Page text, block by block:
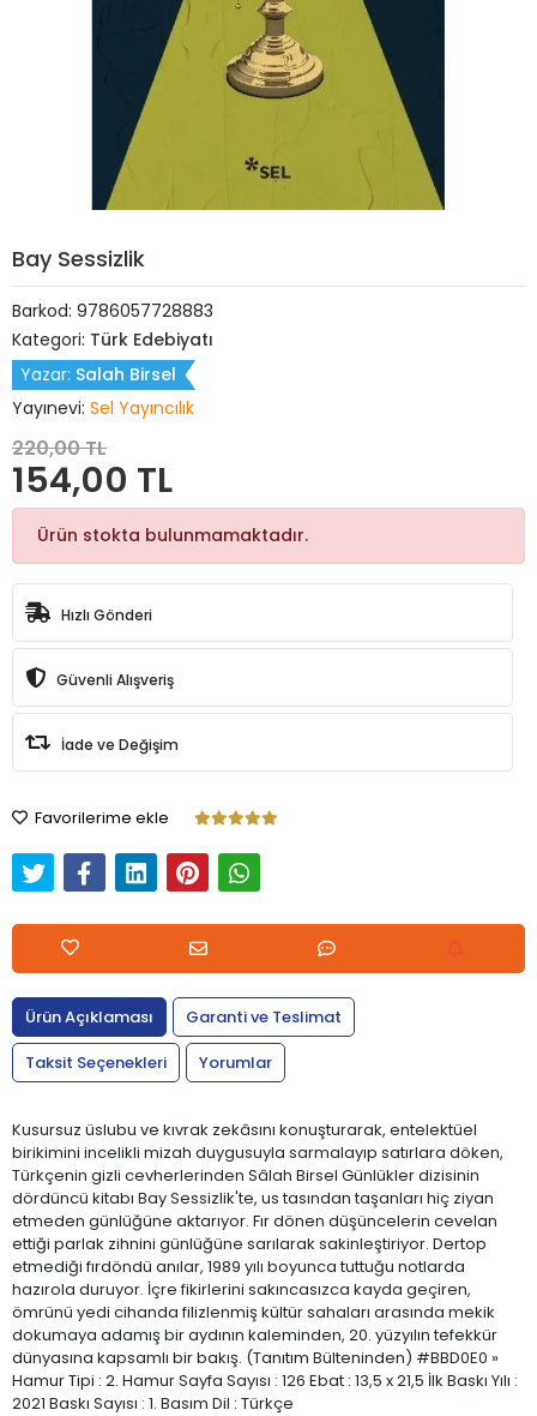
Bay Sessizlik
Barkod: 9786057728883
Kategori: Türk Edebiyatı
Yazar: Salah Birsel
Yayınevi: Sel Yayıncılık
220,00 TL
154,00 TL
Ürün stokta bulunmamaktadır.
Hızlı Gönderi
Güvenli Alışveriş
İade ve Değişim
Favorilerime ekle
Ürün Açıklaması
Garanti ve Teslimat
Taksit Seçenekleri
Yorumlar
Kusursuz üslubu ve kıvrak zekâsını konuşturarak, entelektüel
birikimini incelikli mizah duygusuyla sarmalayıp satırlara döken,
Türkçenin gizli cevherlerinden Sâlah Birsel Günlükler dizisinin
dördüncü kitabı Bay Sessizlik'te, us tasından taşanları hiç ziyan
etmeden günlüğüne aktarıyor. Fır dönen düşüncelerin cevelan
ettiği parlak zihnini günlüğüne sarılarak sakinleştiriyor. Dertop
etmediği fırdöndü anılar, 1989 yılı boyunca tuttuğu notlarda
hazırola duruyor. İçre fikirlerini sakıncasızca kayda geçiren,
ömrünü yedi cihanda filizlenmiş kültür sahaları arasında mekik
dokumaya adamış bir aydının kaleminden, 20. yüzyılın tefekkür
dünyasına kapsamlı bir bakış. (Tanıtım Bülteninden) #BBD0E0 »
Hamur Tipi : 2. Hamur Sayfa Sayısı : 126 Ebat : 13,5 x 21,5 İlk Baskı Yılı :
2021 Baskı Sayısı : 1. Basım Dil : Türkçe